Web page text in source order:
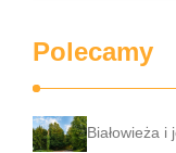
Polecamy
Białowieża i